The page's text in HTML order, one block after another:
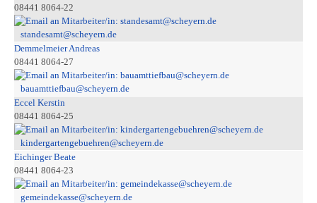
08441 8064-22
standesamt@scheyern.de
Demmelmeier Andreas
08441 8064-27
bauamttiefbau@scheyern.de
Eccel Kerstin
08441 8064-25
kindergartengebuehren@scheyern.de
Eichinger Beate
08441 8064-23
gemeindekasse@scheyern.de